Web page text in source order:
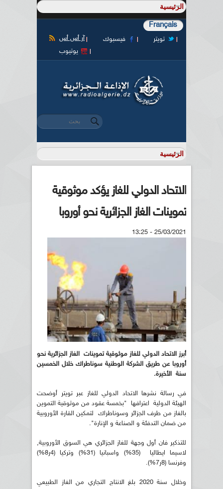
Français
آر أس أس فيسبوك
تويتر
يوتيوب
استمارة البحث
‏بحث ‏
الاتحاد الدولي للغاز يؤكد موثوقية
تموينات الغاز الجزائرية نحو أوروبا
25/03/2021 - 13:25
أبرز الاتحاد الدولي للغاز موثوقية تموينات الغاز الجزائرية نحو
أوروبا عن طريق الشركة الوطنية سوناطراك خلال الخمسين
سنة الأخيرة.
في رسالة نشرها الاتحاد الدولي للغاز عبر تويتر أوضحت
الهيئة الدولية اعترافها "بخمسة عقود من موثوقية التموين
بالغاز من طرف الجزائر وسوناطراك لتمكين القارة الأوروبية
من ضمان التدفئة و الصناعة و الإنارة".
للتذكير فان أول وجهة للغاز الجزائري هي السوق الأوروبية,
لاسيما ايطاليا (35%) واسبانيا (31%) وتركيا (4ر8%)
وفرنسا (8ر7%).
وخلال سنة 2020 بلغ الانتاج التجاري من الغاز الطبيعي